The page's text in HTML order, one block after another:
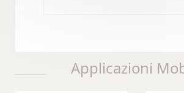
Applicazioni